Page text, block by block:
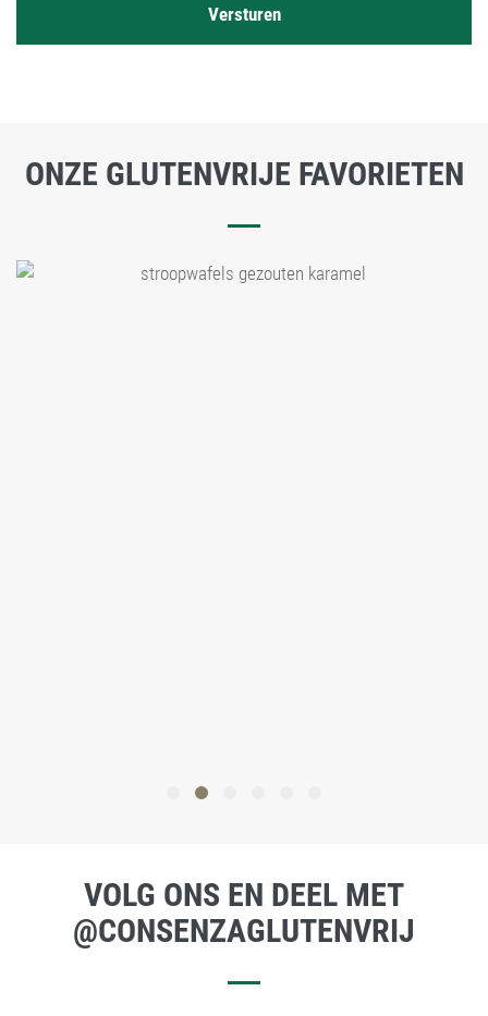
ONZE GLUTENVRIJE FAVORIETEN
VOLG ONS EN DEEL MET
@CONSENZAGLUTENVRIJ